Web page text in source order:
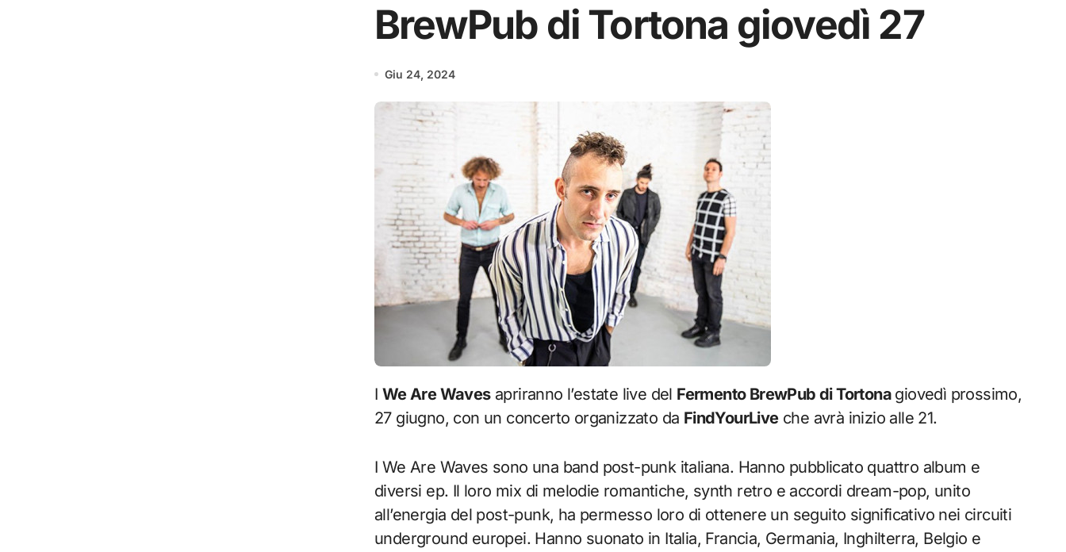
BrewPub di Tortona giovedì 27
Giu 24, 2024
We Are Wavesapriranno l’estate live del Fermento BrewPub di Tortona giovedì prossimo,
27 giugno, con un concerto organizzato da FindYourLiveche avrà inizio alle 21.
I We Are Waves sono una band post-punk italiana. Hanno pubblicato quattro album e
diversi ep. Il loro mix di melodie romantiche, synth retro e accordi dream-pop, unito
all’energia del post-punk, ha permesso loro di ottenere un seguito significativo nei circuiti
underground europei. Hanno suonato in Italia, Francia, Germania, Inghilterra, Belgio e